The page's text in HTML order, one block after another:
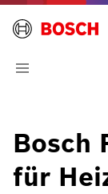
Bosch
für